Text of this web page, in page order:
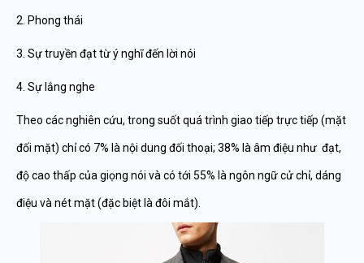
2. Phong thái
3. Sự truyền đạt từ ý nghĩ đến lời nói
4. Sự lắng nghe
Theo các nghiên cứu, trong suốt quá trình giao tiếp trực tiếp (mặt
đối mặt) chỉ có 7% là nội dung đối thoại; 38% là âm điệu như đạt,
độ cao thấp của giọng nói và có tới 55% là ngôn ngữ cử chỉ, dáng
điệu và nét mặt (đặc biệt là đôi mắt).